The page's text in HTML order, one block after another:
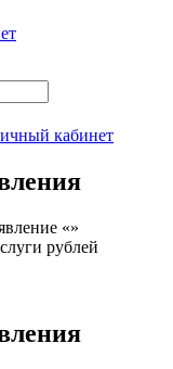
кабинет
«»
рублей